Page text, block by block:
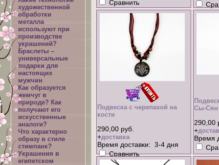
Сравнить
Подвеска с черепахой на
кости
290,00 руб.
+доставка
Время доставки: 3-4 дня
Сравнить
Сы-Сян
290,00
+
Время
художественной
обработки
металла
используют при
производстве
украшений?
Браслеты –
универсальные
подарки для
настоящих
мужчин
Как образуется
жемчуг в
природе? Как
получают его
искусственные
аналоги?
Что характерно
образу в стиле
стимпанк?
Украшения в
египетском